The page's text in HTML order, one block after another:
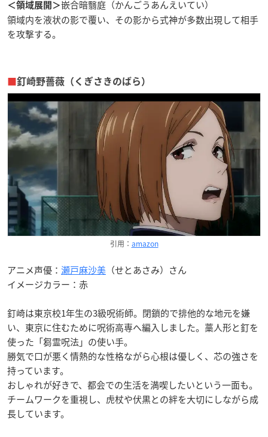
＜領域展開＞嵌合暗翳庭（かんごうあんえいてい）
領域内を液状の影で覆い、その影から式神が多数出現して相手
を攻撃する。
釘崎野薔薇（くぎさきのばら）
引用： amazon
アニメ声優： 瀬戸麻沙美 （せとあさみ）さん
イメージカラー：赤
釘崎は東京校1年生の3級呪術師。閉鎖的で排他的な地元を嫌
い、東京に住むために呪術高専へ編入しました。藁人形と釘を
使った「芻霊呪法」の使い手。
勝気で口が悪く情熱的な性格ながら心根は優しく、芯の強さを
持っています。
おしゃれが好きで、都会での生活を満喫したいという一面も。
チームワークを重視し、虎杖や伏黒との絆を大切にしながら成
長しています。